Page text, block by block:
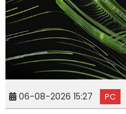
06-08-2026 15:27 PC